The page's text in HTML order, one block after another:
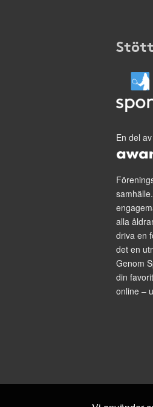
En del
alla
driva en
det en
Genom
din
online –